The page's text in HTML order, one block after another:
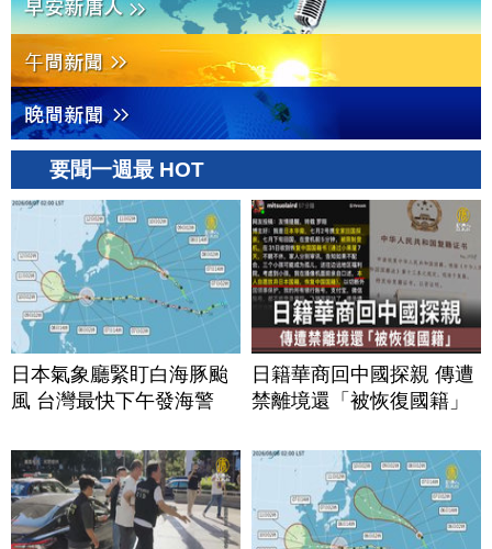
要聞一週最 HOT
日本氣象廳緊盯白海豚颱
風 台灣最快下午發海警
日籍華商回中國探親 傳遭
禁離境還「被恢復國籍」